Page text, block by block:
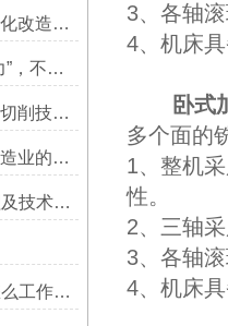
VMC855加工中心的自动化改造与智能化应用说明
机床行业想成功，要“借力”，不要“尽力”！
VMC855加工中心的高速切削技术介绍
VMC855加工中心推动制造业的发展
五轴加工中心的工作原理及技术优势
加工中心圆盘式刀库是怎么工作的？
3、各轴
4、机床
卧式
多个面的
1、整机
性。
2、三轴
3、各轴
4、机床